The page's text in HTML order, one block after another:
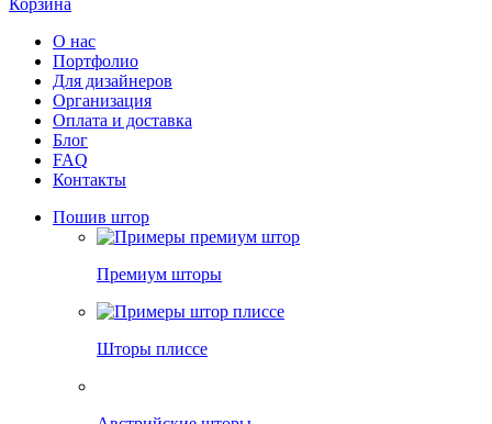
Корзина
О нас
Портфолио
Для дизайнеров
Организация
Оплата и доставка
Блог
FAQ
Контакты
Пошив штор
Премиум шторы
Шторы плиссе